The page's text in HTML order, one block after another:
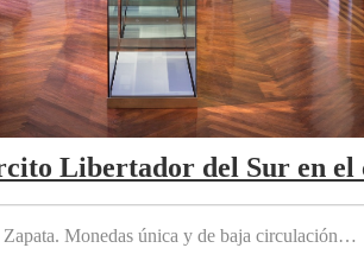
Libertador del Sur en
Monedas única y de baja circulación…